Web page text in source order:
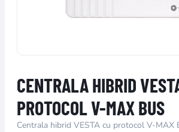
CENTRALA HIBRID
PROTOCOL V-MAX BUS
Centrala hibrid VESTA cu protocol V-MAX